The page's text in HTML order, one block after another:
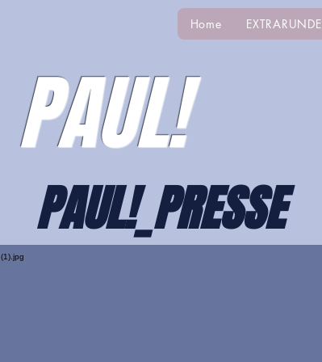
Home EXTRARUNDE
PAUL!
PAUL!_PRESSE